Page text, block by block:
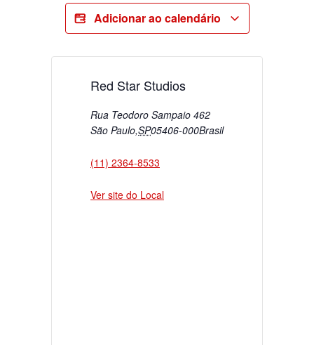
Adicionar ao calendário
Red Star Studios
Rua Teodoro Sampaio 462
São Paulo,SP05406-000Brasil
(11) 2364-8533
Ver site do Local